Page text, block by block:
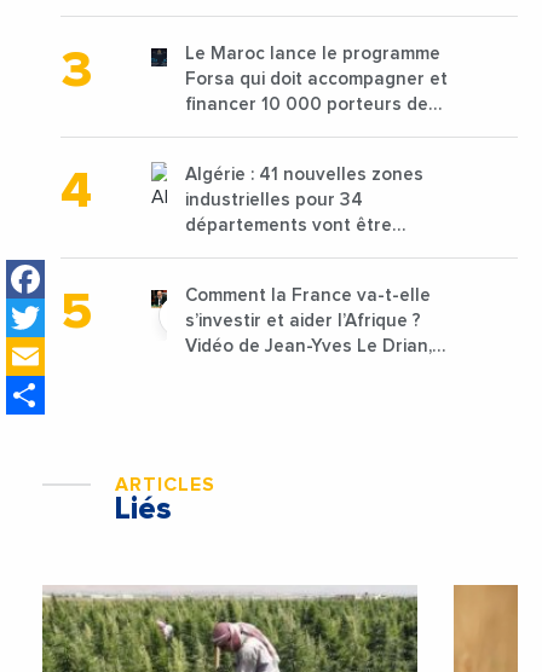
Facebook
Twitter
Le Maroc lance le programme
Forsa qui doit accompagner et
financer 10 000 porteurs de
Algérie : 41 nouvelles zones
industrielles pour 34
départements vont être
Comment la France va-t-elle
s’investir et aider l’Afrique ?
Vidéo de Jean-Yves Le Drian,
ARTICLES
Liés